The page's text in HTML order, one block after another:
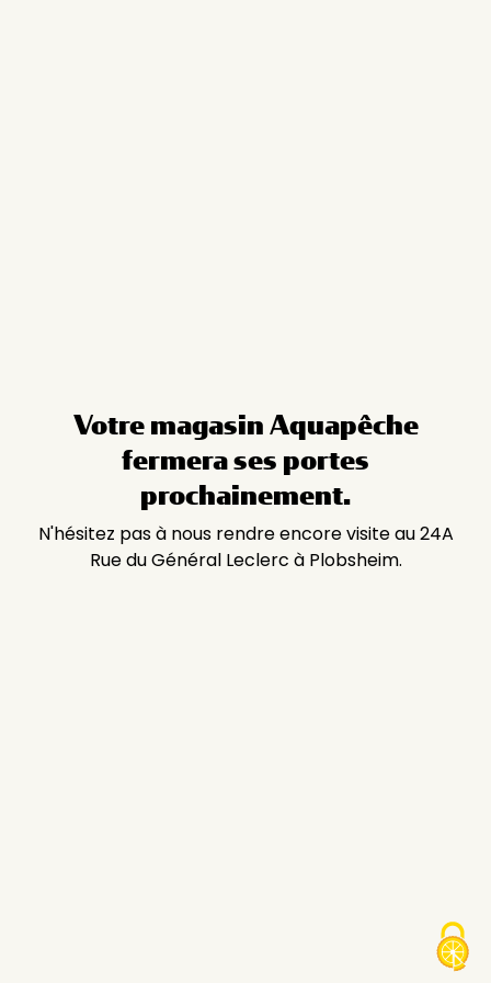
Votre magasin Aquapêche
fermera ses portes
prochainement.
N'hésitez pas à nous rendre encore visite au 24A
Rue du Général Leclerc à Plobsheim.